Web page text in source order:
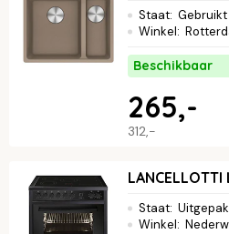
Staat: Gebruikt
Winkel:
Beschikbaar
312,-
265,-
LANCELLOTTI
Staat:
Winkel: